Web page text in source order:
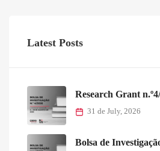
Latest Posts
Research Grant
31 de July, 2026
Bolsa de